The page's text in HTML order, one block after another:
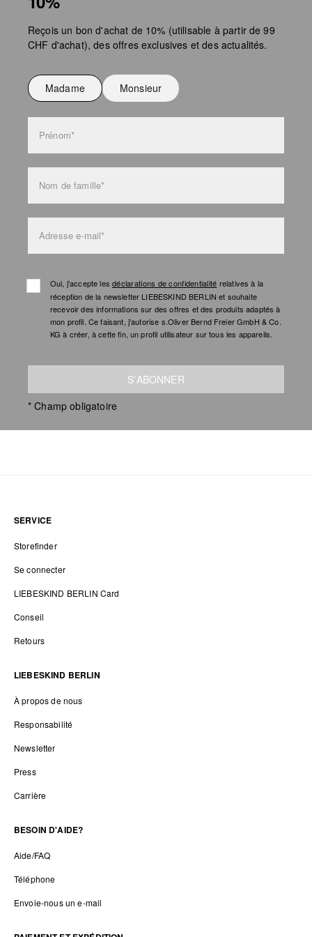
conscients. En 2022, nous avons rejoint la Fair Wear Foundation, qui
normes de travail les plus élevées dans l'industrie textile.
Tu trouveras de plus amples informations sur nos pages consacrées à la
Reçois un bon d'achat de 10% (utilisable à partir de 99
CHF d'achat), des offres exclusives et des actualités.
Madame Monsieur
Prénom*
Nom de famille*
Adresse e-mail*
Oui, j'accepte lesdéclarations de confidentialité relatives à la
réception de la newsletter LIEBESKIND BERLIN et souhaite
recevoir des informations sur des offres et des produits adaptés à
mon profil. Ce faisant, j'autorise s.Oliver Bernd Freier GmbH & Co.
KG à créer, à cette fin, un profil utilisateur sur tous les appareils.
S'ABONNER
* Champ obligatoire
SERVICE
Storefinder
Se connecter
LIEBESKIND BERLIN Card
Conseil
Retours
LIEBESKIND BERLIN
À propos de nous
Responsabilité
Newsletter
Press
Carrière
BESOIN D'AIDE?
Aide/FAQ
Téléphone
Envoie-nous un e-mail